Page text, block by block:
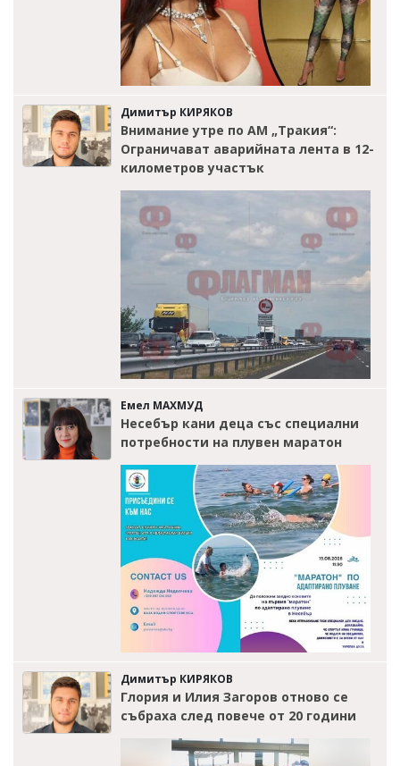
Димитър КИРЯКОВ
Внимание утре по АМ „Тракия“:
Ограничават аварийната лента в 12-
километров участък
Емел МАХМУД
Несебър кани деца със специални
потребности на плувен маратон
Димитър КИРЯКОВ
Глория и Илия Загоров отново се
събраха след повече от 20 години